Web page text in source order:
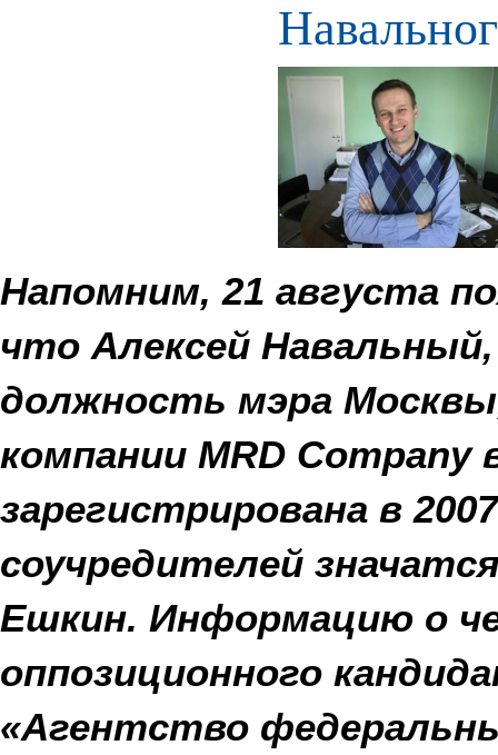
Напомним, 21 августа
что Алексей
должность мэра
компании MRD
зарегистрирована в
соучредителей
Ешкин. Информацию о
оппозиционного
«Агентство